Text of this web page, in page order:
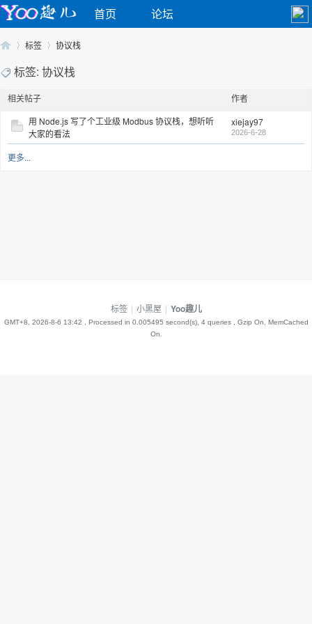
首页 论坛
Yo›
标签 协议栈
标签: 协议栈
相关帖子
作者
用 Node.js 写了个工业级 Modbus 协议栈，想听听
大家的看法
xiejay97
2026-6-28
更多...
标签 | 小黑屋 | Yoo趣儿
GMT+8, 2026-8-6 13:42 , Processed in 0.005495 second(s), 4 queries , Gzip On, MemCached
On.